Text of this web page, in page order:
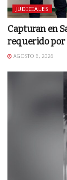
JUDICIALES
Capturan en
requerido por
AGOSTO 6, 2026